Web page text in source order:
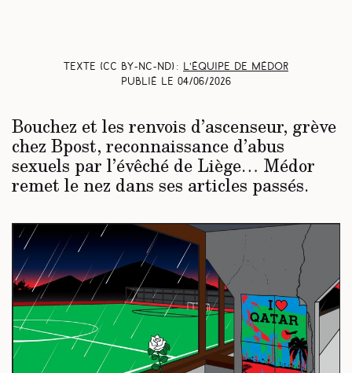
Texte (CC BY-NC-ND) :
L’équipe de Médor
Publié le 04/06/2026
Bouchez et les renvois d’ascenseur, grève
chez Bpost, reconnaissance d’abus
sexuels par l’évêché de Liège… Médor
remet le nez dans ses articles passés.